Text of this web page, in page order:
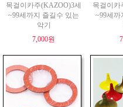
목걸이카주(KAZOO)3세
~99세까지 즐길수 있는
악기
7,000원
목걸이카
~99세까